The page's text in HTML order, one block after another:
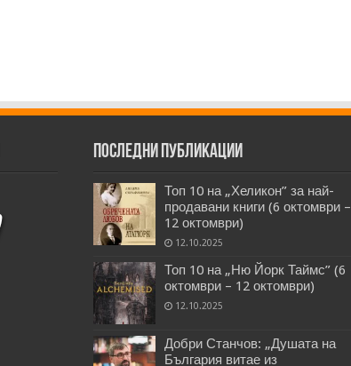
Последни публикации
Топ 10 на „Хеликон” за най-
продавани книги (6 октомври –
12 октомври)
12.10.2025
Топ 10 на „Ню Йорк Таймс” (6
октомври – 12 октомври)
12.10.2025
Добри Станчов: „Душата на
България витае из